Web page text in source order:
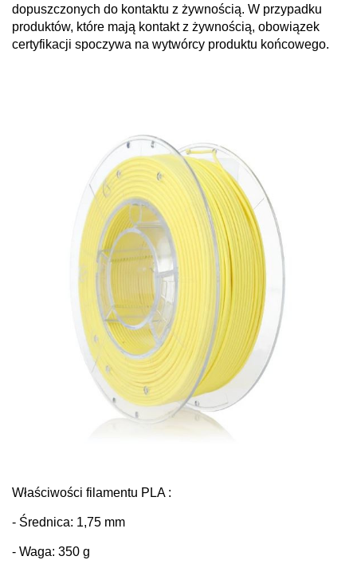
dopuszczonych do kontaktu z żywnością. W przypadku
produktów, które mają kontakt z żywnością, obowiązek
certyfikacji spoczywa na wytwórcy produktu końcowego.
Właściwości fi lamentu PLA :
- Średnica: 1,75 mm
- Waga: 350 g